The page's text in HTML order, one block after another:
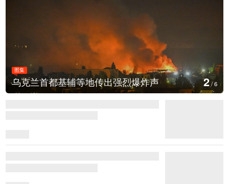
图集
乌克兰首都基辅等地传出强烈爆炸声 3/6